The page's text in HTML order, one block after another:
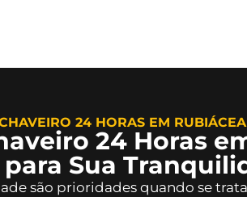
24 HORAS EM
24 Horas
para Sua
são prioridades quando se